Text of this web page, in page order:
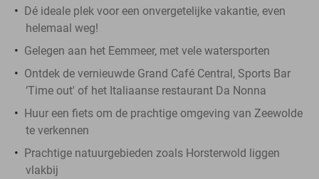
Dé ideale plek voor een onvergetelijke vakantie, even
helemaal weg!
Gelegen aan het Eemmeer, met vele watersporten
Ontdek de vernieuwde Grand Café Central, Sports Bar
‘Time out' of het Italiaanse restaurant Da Nonna
Huur een fiets om de prachtige omgeving van Zeewolde
te verkennen
Prachtige natuurgebieden zoals Horsterwold liggen
vlakbij